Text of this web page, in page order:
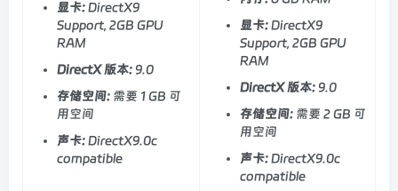
显卡:DirectX9
Support, 2GB GPU
RAM
DirectX 版本: 9.0
存储空间: 需要 1 GB 可
用空间
声卡:DirectX9.0c
compatible
显卡:DirectX9
Support, 2GB GPU
RAM
DirectX 版本: 9.0
存储空间: 需要 2 GB 可
用空间
声卡:DirectX9.0c
compatible